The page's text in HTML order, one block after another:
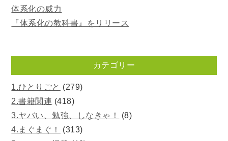
体系化の威力
『体系化の教科書』をリリース
カテゴリー
1.ひとりごと (279)
2.書籍関連 (418)
3.ヤバい、勉強、しなきゃ！
(8)
4.まぐまぐ！
(313)